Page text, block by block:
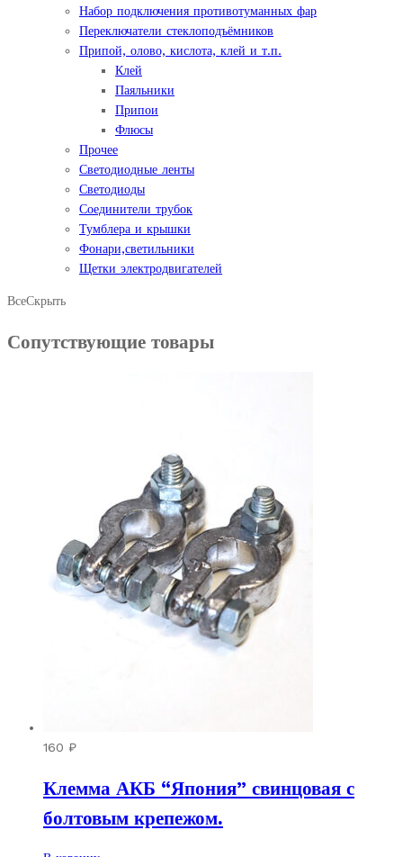
Набор подключения противотуманных фар
Переключатели стеклоподъёмников
Припой, олово, кислота, клей и т.п.
Клей
Паяльники
Припои
Флюсы
Прочее
Светодиодные ленты
Светодиоды
Соединители трубок
Тумблера и крышки
Фонари,светильники
Щетки электродвигателей
ВсеСкрыть
Сопутствующие товары
160 ₽
Клемма АКБ “Япония” свинцовая с
болтовым крепежом.